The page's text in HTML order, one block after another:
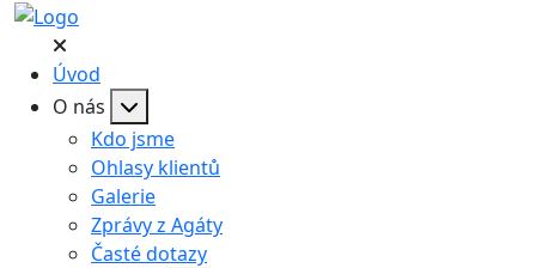
Úvod
O nás
Kdo jsme
Ohlasy klientů
Galerie
Zprávy z Agáty
Časté dotazy